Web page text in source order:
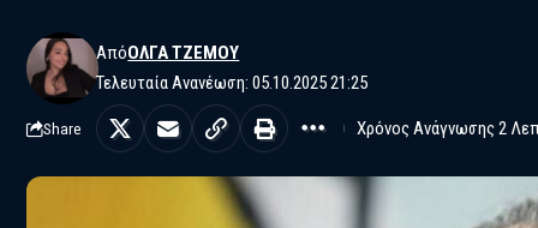
Τελευταία Ανανέωση: 05.10.2025 21:25
ΑπόΌΛΓΑ ΤΖΈΜΟΥ
Share Χρόνος Ανάγνωσης 2